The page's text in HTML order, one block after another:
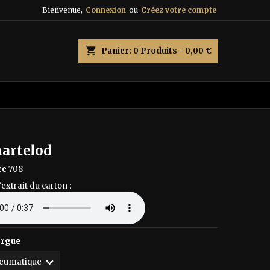
Bienvenue, Connexion ou Créez votre compte
shopping_cart Panier: 0 Produits - 0,00 €
708
du carton :